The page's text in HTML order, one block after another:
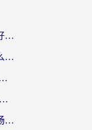
国外失落城堡用什么加速器最好？一份来自老玩家的真实指南
国外打反恐精英：全球攻势什么加速器好用？2026海外玩家国服游戏加速终极指南
怎么样才能不卡？一份给南半球玩家的自救指南
使命召唤OL国外加速器哪个好用？海外玩家亲测的国服游戏加速终极指南
国外可以打幻想江湖吗？海外畅玩国服游戏的终极指南